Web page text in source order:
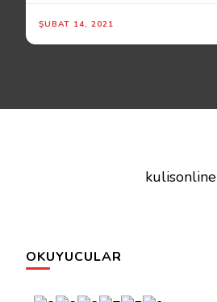
ŞUBAT 14, 2021
kulisonline
OKUYUCULAR